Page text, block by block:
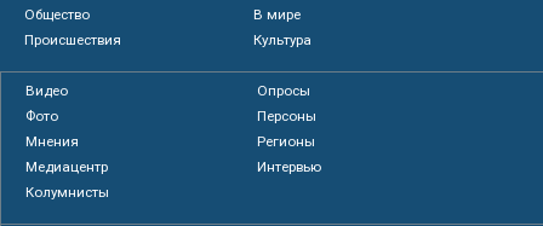
Общество
В мире
Происшествия
Культура
Видео
Опросы
Фото
Персоны
Мнения
Регионы
Медиацентр
Интервью
Колумнисты